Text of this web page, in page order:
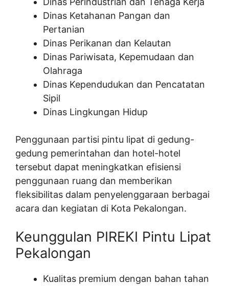
Dinas Ketahanan Pangan dan
Pertanian
Dinas Perikanan dan Kelautan
Dinas Pariwisata, Kepemudaan dan
Olahraga
Dinas Kependudukan dan Pencatatan
Sipil
Dinas Lingkungan Hidup
Penggunaan partisi pintu lipat di gedung-
gedung pemerintahan dan hotel-hotel
tersebut dapat meningkatkan efisiensi
penggunaan ruang dan memberikan
fleksibilitas dalam penyelenggaraan berbagai
acara dan kegiatan di Kota Pekalongan.
Keunggulan PIREKI Pintu Lipat
Pekalongan
Kualitas premium dengan bahan tahan